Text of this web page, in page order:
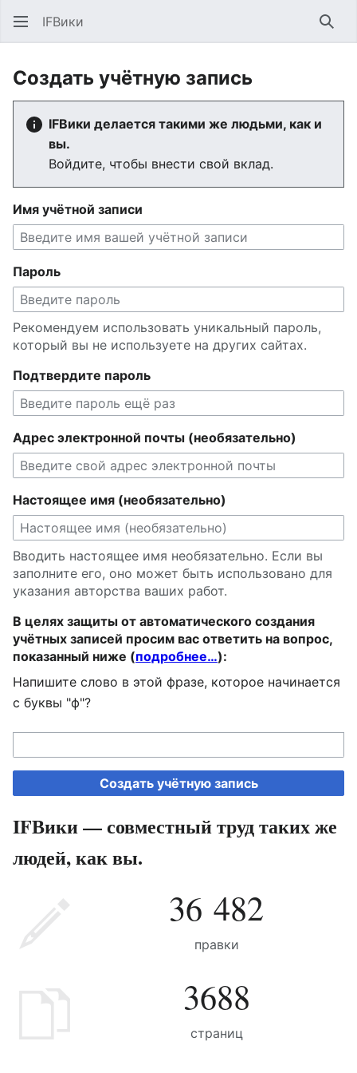
IFВики
Создать учётную запись
IFВики делается такими же людьми, как и
вы.
Войдите, чтобы внести свой вклад.
Имя учётной записи
Пароль
Рекомендуем использовать уникальный пароль,
который вы не используете на других сайтах.
Подтвердите пароль
Адрес электронной почты (необязательно)
Настоящее имя (необязательно)
Вводить настоящее имя необязательно. Если вы
заполните его, оно может быть использовано для
указания авторства ваших работ.
В целях защиты от автоматического создания
учётных записей просим вас ответить на вопрос,
показанный ниже (подробнее…):
Напишите слово в этой фразе, которое начинается
с буквы "ф"?
Создать учётную запись
IFВики — совместный труд таких же
людей, как вы.
36 482
правки
3688
страниц